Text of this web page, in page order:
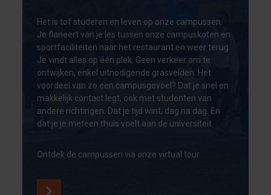
Het is tof studeren en leven op onze campussen.
Je flaneert van je les tussen onze campuskoten en
sportfaciliteiten naar het restaurant en weer terug.
Je vindt alles op één plek. Geen verkeer om te
ontwijken, enkel uitnodigende grasvelden. Het
voordeel van zo een campusgevoel? Dat je snel en
makkelijk contact legt, ook met studenten van
andere richtingen. Dat je tijd wint, dag na dag. En
dat je je meteen thuis voelt aan de universiteit.
Ontdek de campussen via onze virtual tour.